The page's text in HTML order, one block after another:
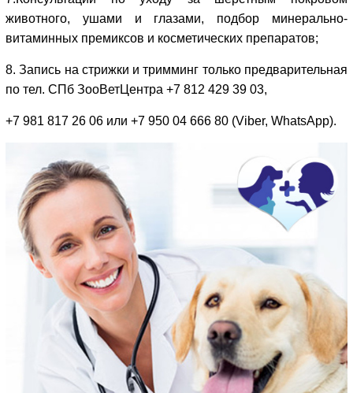
животного, ушами и глазами, подбор минерально-
витаминных премиксов и косметических препаратов;
8. Запись на стрижки и тримминг только предварительная
по тел. СПб ЗооВетЦентра +7 812 429 39 03,
+7 981 817 26 06 или +7 950 04 666 80 (Viber, WhatsApp).